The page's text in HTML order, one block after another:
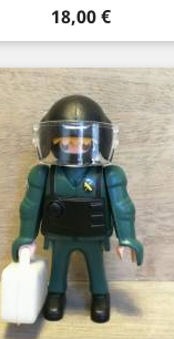
Precio
18,00 €